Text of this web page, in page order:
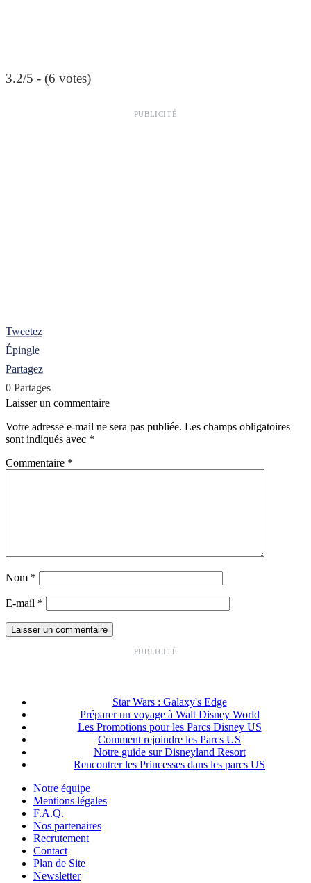
3.2/5 - (6 votes)
PUBLICITÉ
Tweetez
Épingle
Partagez
0 Partages
Laisser un commentaire
Votre adresse e-mail ne sera pas publiée. Les champs obligatoires
sont indiqués avec *
Commentaire *
Nom *
E-mail *
PUBLICITÉ
Star Wars : Galaxy's Edge
Préparer un voyage à Walt Disney World
Les Promotions pour les Parcs Disney US
Comment rejoindre les Parcs US
Notre guide sur Disneyland Resort
Rencontrer les Princesses dans les parcs US
Notre équipe
Mentions légales
F.A.Q.
Nos partenaires
Recrutement
Contact
Plan de Site
Newsletter